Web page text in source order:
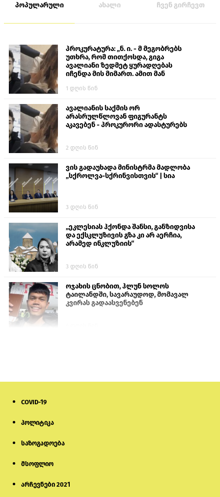
პოპულარული ახალი ჩვენ გირჩევთ
პროკურატურა: „ნ. ი. - მ მეგობრებს
უთხრა, რომ თითქოსდა, გიგა
ავალიანი ზედმეტ ყურადღებას
იჩენდა მის მიმართ. ამით მან
თავს დასხმოდა გიგა ავალიანს“
1 დღის წინ
ავალიანის საქმის ორ
არასრულწლოვან ფიგურანტს
აკავებენ - პროკურორი ადასტურებს
2 დღის წინ
ვის გადაუხადა მინისტრმა მადლობა
„სქროლვა-სქრინვისთვის“ | სია
3 დღის წინ
„ეკლესიას ჰქონდა შანსი, განზიდვისა
და ექსკლუზივის გზა კი არ აერჩია,
არამედ ინკლუზიის“
3 დღის წინ
ოჯახის ცნობით, ჰლუნ სოლოს
ტაილანდში, სავარაუდოდ, მომავალ
კვირას გადაასვენებენ
სომხეთში გამოძიება დაიწყო
COVID-19
პოლიტიკა
საზოგადოება
მსოფლიო
არჩევნები 2021